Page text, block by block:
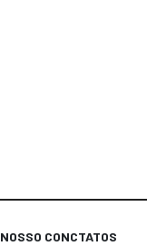
NOSSO CONCTATOS